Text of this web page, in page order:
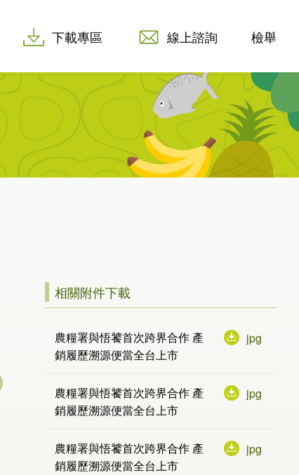
下載專區 線上諮詢 檢舉
相關附件下載
農糧署與悟饕首次跨界合作 產
銷履歷溯源便當全台上市
jpg
農糧署與悟饕首次跨界合作 產
銷履歷溯源便當全台上市
jpg
農糧署與悟饕首次跨界合作 產
銷履歷溯源便當全台上市
jpg